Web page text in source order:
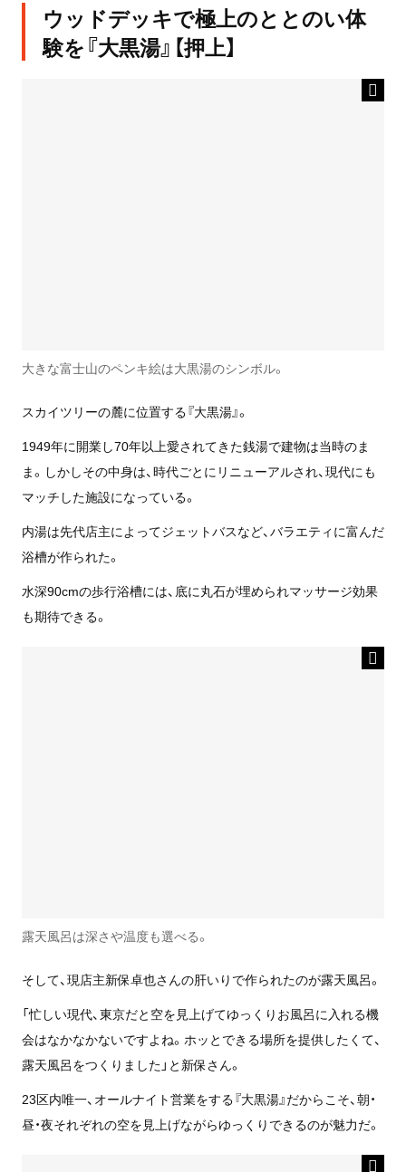
ウッドデッキで極上のととのい体
験を『大黒湯』【押上】
大きな富士山のペンキ絵は大黒湯のシンボル。
スカイツリーの麓に位置する『大黒湯』。
1949年に開業し70年以上愛されてきた銭湯で建物は当時のま
ま。しかしその中身は、時代ごとにリニューアルされ、現代にも
マッチした施設になっている。
内湯は先代店主によってジェットバスなど、バラエティに富んだ
浴槽が作られた。
水深90cmの歩行浴槽には、底に丸石が埋められマッサージ効果
も期待できる。
露天風呂は深さや温度も選べる。
そして、現店主新保卓也さんの肝いりで作られたのが露天風呂。
「忙しい現代、東京だと空を見上げてゆっくりお風呂に入れる機
会はなかなかないですよね。ホッとできる場所を提供したくて、
露天風呂をつくりました」と新保さん。
23区内唯一、オールナイト営業をする『大黒湯』だからこそ、朝・
昼・夜それぞれの空を見上げながらゆっくりできるのが魅力だ。